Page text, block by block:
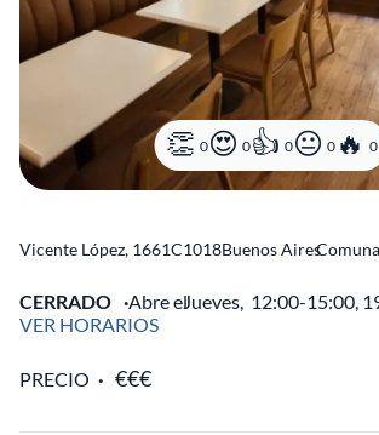
0 0 0 0 0
Vicente López, 1661C1018Buenos Aires
CERRADO Abre elJueves, 12:00-15:00,
VER HORARIOS
PRECIO